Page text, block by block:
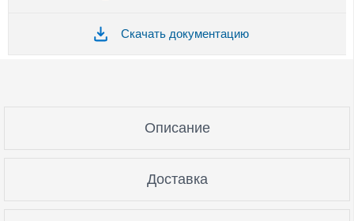
Скачать документацию
Описание
Доставка